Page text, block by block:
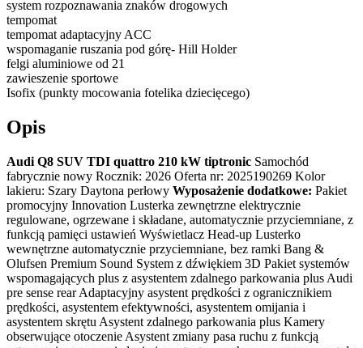
system rozpoznawania znaków drogowych
tempomat
tempomat adaptacyjny ACC
wspomaganie ruszania pod górę- Hill Holder
felgi aluminiowe od 21
zawieszenie sportowe
Isofix (punkty mocowania fotelika dziecięcego)
Opis
Audi Q8 SUV TDI quattro 210 kW tiptronic Samochód
fabrycznie nowy Rocznik: 2026 Oferta nr: 2025190269 Kolor
lakieru: Szary Daytona perłowy Wyposażenie dodatkowe: Pakiet
promocyjny Innovation Lusterka zewnętrzne elektrycznie
regulowane, ogrzewane i składane, automatycznie przyciemniane, z
funkcją pamięci ustawień Wyświetlacz Head-up Lusterko
wewnętrzne automatycznie przyciemniane, bez ramki Bang &
Olufsen Premium Sound System z dźwiękiem 3D Pakiet systemów
wspomagających plus z asystentem zdalnego parkowania plus Audi
pre sense rear Adaptacyjny asystent prędkości z ogranicznikiem
prędkości, asystentem efektywności, asystentem omijania i
asystentem skrętu Asystent zdalnego parkowania plus Kamery
obserwujące otoczenie Asystent zmiany pasa ruchu z funkcją